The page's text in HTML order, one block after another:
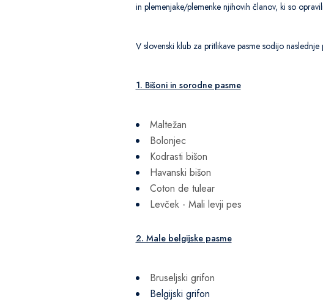
in plemenjake/plemenke njihovih članov, ki so
V slovenski klub za pritlikave pasme sodijo naslednje
1. Bišoni in sorodne pasme
Maltežan
Bolonjec
Kodrasti bišon
Havanski bišon
Coton de tulear
Levček - Mali levji pes
2. Male belgijske pasme
Bruseljski grifon
Belgijski grifon